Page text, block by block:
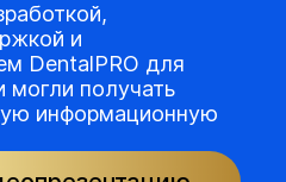
и
DentalPRO для
могли получать
информационную